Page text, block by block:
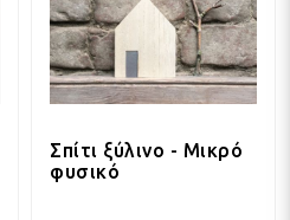
Σπίτι ξύλινο - Μικρό
φυσικό